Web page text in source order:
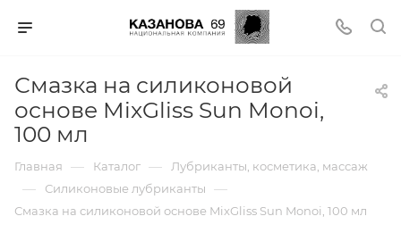
Смазка на силиконовой
основе MixGliss Sun Monoi,
100 мл
Главная — Каталог — Лубриканты, косметика, массаж
— Силиконовые лубриканты —
Смазка на силиконовой основе MixGliss Sun Monoi, 100 мл